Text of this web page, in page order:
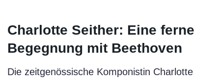
Charlotte Seither: Eine ferne
Begegnung mit Beethoven
Die zeitgenössische Komponistin Charlotte